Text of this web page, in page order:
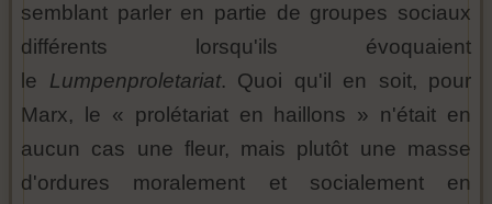
semblant parler en partie de groupes sociaux
différents lorsqu'ils évoquaient
le Lumpenproletariat. Quoi qu'il en soit, pour
Marx, le « prolétariat en haillons » n'était en
aucun cas une fleur, mais plutôt une masse
d'ordures moralement et socialement en